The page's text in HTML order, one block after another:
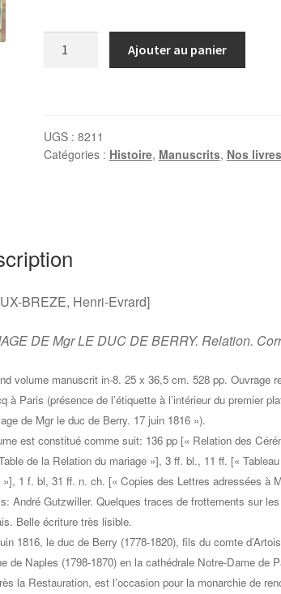
quantité
de
Mgr
1816
Ajouter au panier
UGS : 8211
Catégories : Histoire, Manuscrits, Nos livres
BREZE, Henri-Evrard]
DE Mgr LE DUC DE BERRY. Relation.
volume manuscrit in-8. 25 x 36,5 cm. 528 pp. Ouvrage
à Paris (présence de l’étiquette à l’intérieur du premier
de Mgr le duc de Berry. 17 juin 1816 »).
est constitué comme suit: 136 pp [« Relation des
de la Relation du mariage »], 3 ff. bl., 11 ff. [«
1 f. bl, 31 ff. n. ch. [« Copies des Lettres adressées à
André Gutzwiller. Quelques traces de frottements sur
Belle écriture très lisible.
1816, le duc de Berry (1778-1820), fils du comte
de Naples (1798-1870) en la cathédrale Notre-Dame de
la Restauration, est l’occasion pour la monarchie de